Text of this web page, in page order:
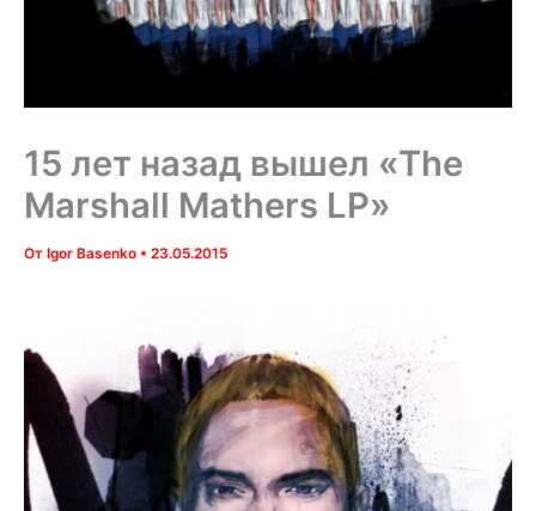
15 лет назад вышел «The
Marshall Mathers LP»
От Igor Basenko • 23.05.2015